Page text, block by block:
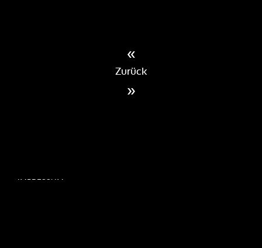
«
Zurück
»
IMPRESSUM